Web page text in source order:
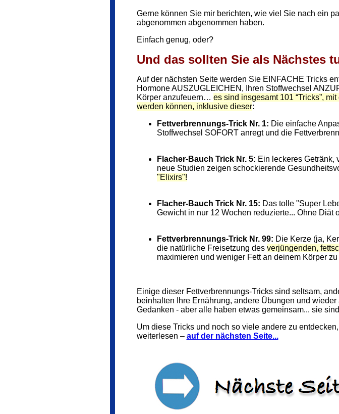
Gerne können Sie mir berichten, wie viel Sie nach ein
abgenommen abgenommen haben.
Einfach genug, oder?
Und das sollten Sie als Nächstes
Auf der nächsten Seite werden Sie EINFACHE Tricks
Hormone AUSZUGLEICHEN, Ihren Stoffwechsel
Körper anzufeuern… es sind insgesamt 101 “Tricks”,
werden können, inklusive dieser:
Fettverbrennungs-Trick Nr. 1: Die einfache
Stoffwechsel SOFORT anregt und die
Flacher-Bauch Trick Nr. 5: Ein leckeres Getränk,
neue Studien zeigen schockierende
"Elixirs"!
Flacher-Bauch Trick Nr. 15: Das tolle "Super
Gewicht in nur 12 Wochen reduzierte... Ohne Diät
Fettverbrennungs-Trick Nr. 99: Die Kerze (ja,
die natürliche Freisetzung des verjüngenden,
maximieren und weniger Fett an deinem Körper zu
Einige dieser Fettverbrennungs-Tricks sind seltsam,
beinhalten Ihre Ernährung, andere Übungen und wieder
Gedanken - aber alle haben etwas gemeinsam... sie
Um diese Tricks und noch so viele andere zu
weiterlesen – auf der nächsten Seite...